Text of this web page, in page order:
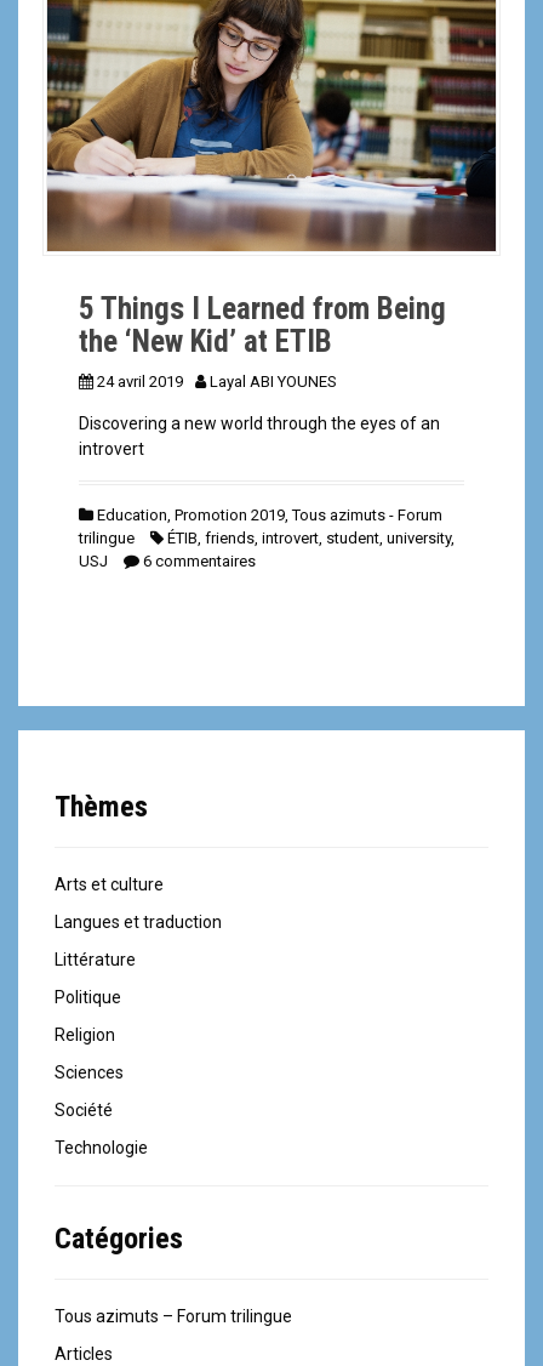
5 Things I Learned from Being
the ‘New Kid’ at ETIB
24 avril 2019 Layal ABI YOUNES
Discovering a new world through the eyes of an
introvert
Education, Promotion 2019,Tous azimuts - Forum
trilingue
ÉTIB, friends, introvert, student, university,
USJ
6 commentaires
Thèmes
Arts et culture
Langues et traduction
Littérature
Politique
Religion
Sciences
Société
Technologie
Catégories
Tous azimuts – Forum trilingue
Articles